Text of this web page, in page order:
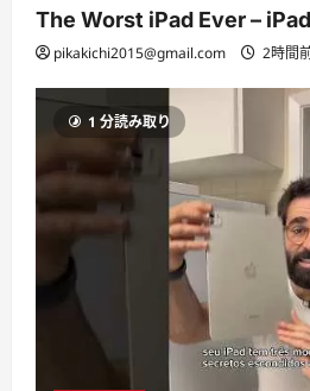
The Worst iPad Ever –
pikakichi2015@gmail.com 2時間
1 分読み取り